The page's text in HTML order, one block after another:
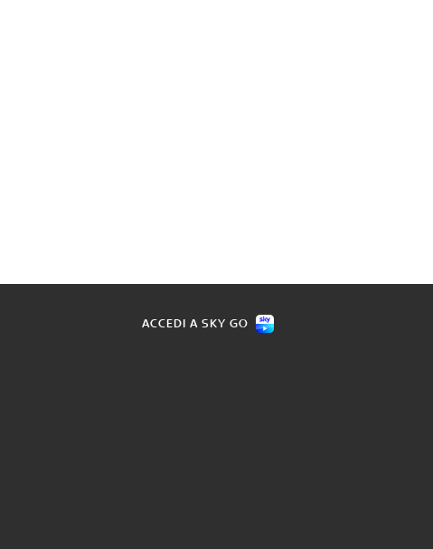
ACCEDI A SKY GO